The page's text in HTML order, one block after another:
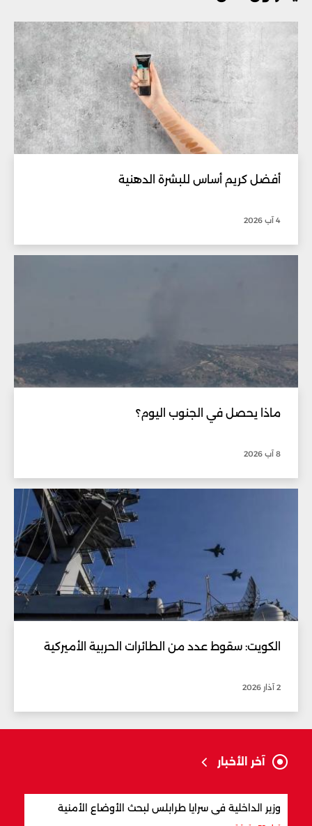
أفضل كريم أساس للبشرة الدهنية
4 آب 2026
ماذا يحصل في الجنوب اليوم؟
8 آب 2026
الكويت: سقوط عدد من الطائرات الحربية الأميركية
2 آذار 2026
آخر الأخبار
وزير الداخلية في سرايا طرابلس لبحث الأوضاع الأمنية